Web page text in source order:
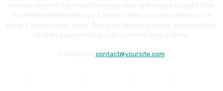
contact@yoursite.com